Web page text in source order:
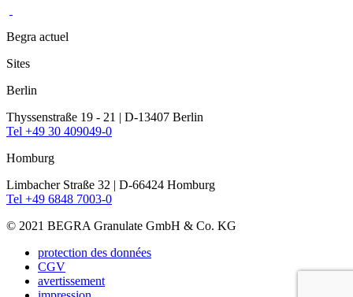
Begra actuel
Sites
Berlin
Thyssenstraße 19 - 21 | D-13407 Berlin
Tel +49 30 409049-0
Homburg
Limbacher Straße 32 | D-66424 Homburg
Tel +49 6848 7003-0
© 2021 BEGRA Granulate GmbH & Co. KG
protection des données
CGV
avertissement